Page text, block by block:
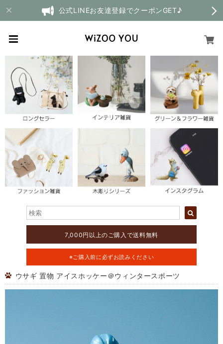
公式LINEお友達登録でクーポンGET♪
7,000円以上のご購入で送料無料
※ご購入前に必ずお読みください
ウサギ 置物 アイスホッケー＠ウィンタースポーツ